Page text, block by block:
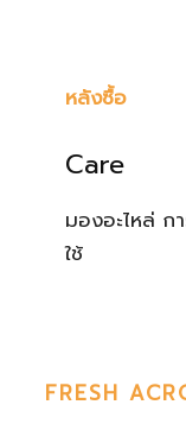
หลังซื้อ
Care
มองอะไหล่ ก
ใช้
FRESH